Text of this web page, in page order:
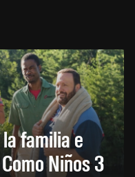
familia e
Niños 3